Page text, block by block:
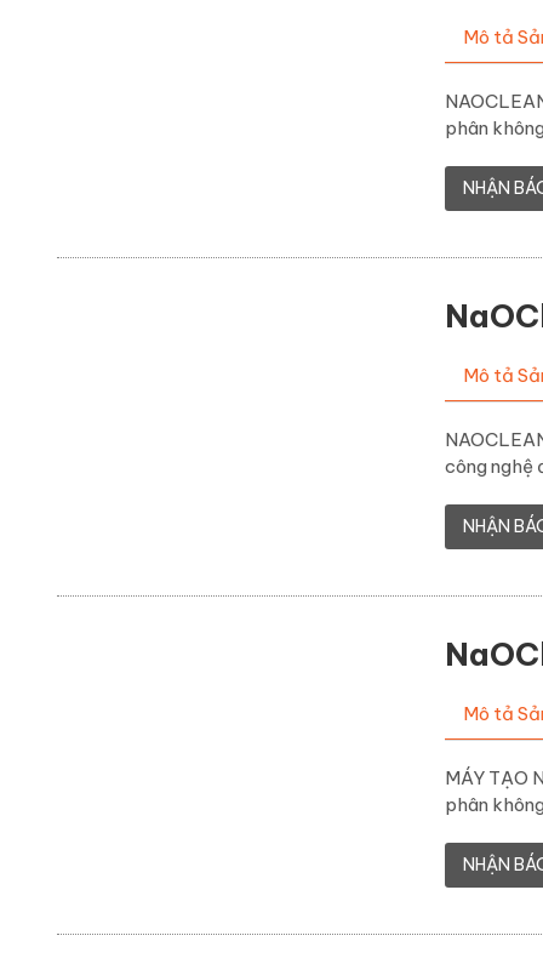
Mô tả
phân
NHẬN
Mô tả
công nghệ
NHẬN
Mô tả
MÁY TẠO
phân
NHẬN